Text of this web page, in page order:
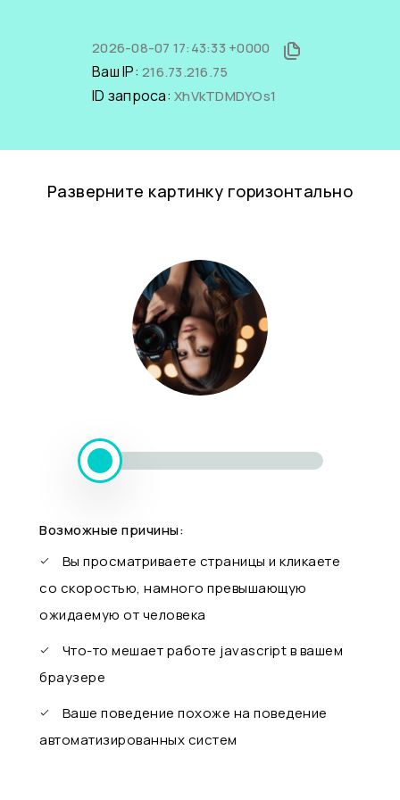
2026-08-07 17:43:33 +0000
Ваш IP: 216.73.216.75
ID запроса: XhVkTDMDYOs1
Разверните картинку горизонтально
Возможные причины:
Вы просматриваете страницы и кликаете
со скоростью, намного превышающую
ожидаемую от человека
Что-то мешает работе javascript в вашем
браузере
Ваше поведение похоже на поведение
автоматизированных систем